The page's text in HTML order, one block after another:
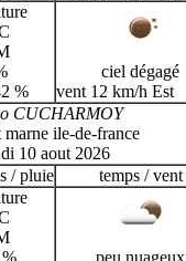
%
ciel dégagé
vent 12 km/h Est
CUCHARMOY
marne ile-de-france
10 aout 2026
/ pluie temps / vent
peu nuageux